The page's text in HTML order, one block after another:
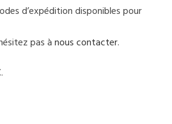
d’expédition disponibles pour
pas ànous contacter.
.